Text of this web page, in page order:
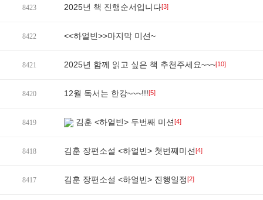
8423 2025년 책 진행순서입니다[3]
8422 <<하얼빈>>마지막 미션~
8421 2025년 함께 읽고 싶은 책 추천주세요~~~[10]
8420 12월 독서는 한강~~~!!![5]
8419 김훈 <하얼빈> 두번째 미션[4]
8418 김훈 장편소설 <하얼빈> 첫번째미션[4]
8417 김훈 장편소설 <하얼빈> 진행일정[2]